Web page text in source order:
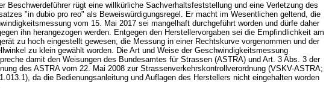
Beschwerdeführer rügt eine willkürliche Sachverhaltsfeststellung und eine Verletzung des
"in dubio pro reo" als Beweiswürdigungsregel. Er macht im Wesentlichen geltend, die
vom 15. Mai 2017 sei mangelhaft durchgeführt worden und dürfe daher
ihn herangezogen werden. Entgegen den Herstellervorgaben sei die Empfindlichkeit am
zu hoch eingestellt gewesen, die Messung in einer Rechtskurve vorgenommen und der
zu klein gewählt worden. Die Art und Weise der Geschwindigkeitsmessung
damit den Weisungen des Bundesamtes für Strassen (ASTRA) und Art. 3 Abs. 3 der
des ASTRA vom 22. Mai 2008 zur Strassenverkehrskontrollverordnung (VSKV-ASTRA;
, da die Bedienungsanleitung und Auflagen des Herstellers nicht eingehalten worden